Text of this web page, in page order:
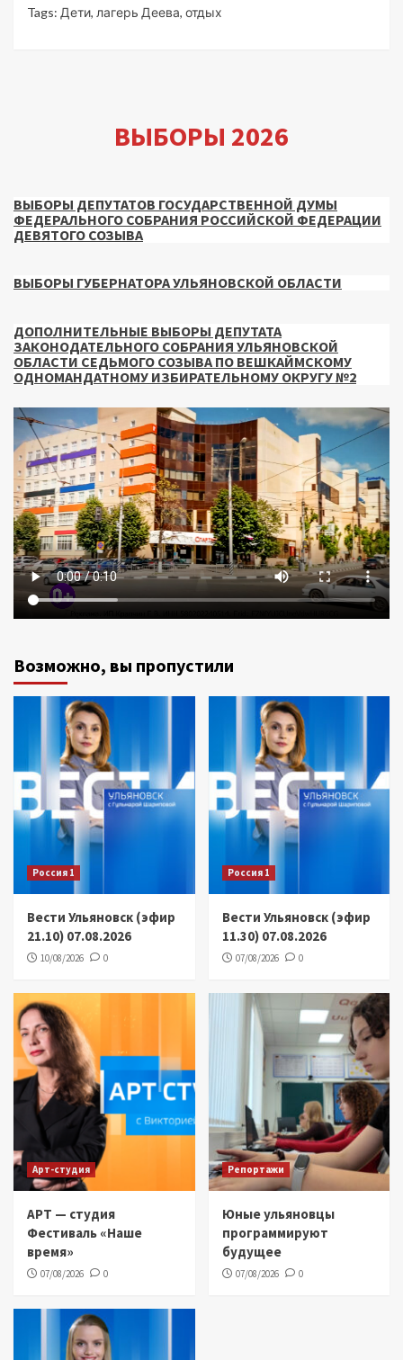
Tags: Дети, лагерь Деева, отдых
ВЫБОРЫ 2026
ВЫБОРЫ ДЕПУТАТОВ ГОСУДАРСТВЕННОЙ ДУМЫ
ФЕДЕРАЛЬНОГО СОБРАНИЯ РОССИЙСКОЙ ФЕДЕРАЦИИ
ДЕВЯТОГО СОЗЫВА
ВЫБОРЫ ГУБЕРНАТОРА УЛЬЯНОВСКОЙ ОБЛАСТИ
ДОПОЛНИТЕЛЬНЫЕ ВЫБОРЫ ДЕПУТАТА
ЗАКОНОДАТЕЛЬНОГО СОБРАНИЯ УЛЬЯНОВСКОЙ
ОБЛАСТИ СЕДЬМОГО СОЗЫВА ПО ВЕШКАЙМСКОМУ
ОДНОМАНДАТНОМУ ИЗБИРАТЕЛЬНОМУ ОКРУГУ №2
Возможно, вы пропустили
Россия 1
Вести Ульяновск (эфир
21.10) 07.08.2026
10/08/2026 0
Россия 1
Вести Ульяновск (эфир
11.30) 07.08.2026
07/08/2026 0
Арт-студия
АРТ — студия
Фестиваль «Наше
время»
07/08/2026 0
Репортажи
Юные ульяновцы
программируют
будущее
07/08/2026 0